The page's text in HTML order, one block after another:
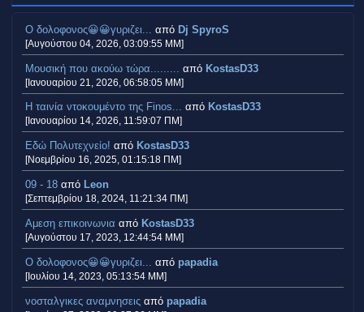
Ο δολοφονος😀😀γυριζει... από Dj SpyroS
[Αυγούστου 04, 2026, 03:09:55 ΜΜ]
Μουσική που ακούω τώρα......... από KostasD33
[Ιανουαρίου 21, 2026, 06:58:05 ΜΜ]
H ταινία ντοκουμέντο της Finos... από KostasD33
[Ιανουαρίου 14, 2026, 11:59:07 ΠΜ]
Εδώ Πολυτεχνείο! από KostasD33
[Νοεμβρίου 16, 2025, 01:15:18 ΠΜ]
09 - 18από Leon
[Σεπτεμβρίου 18, 2024, 11:21:34 ΠΜ]
Αμεση επικοινωνια από KostasD33
[Αυγούστου 17, 2023, 12:44:54 ΜΜ]
Ο δολοφονος😀😀γυριζει... από papadia
[Ιουλίου 14, 2023, 05:13:54 ΜΜ]
νοσταλγικες αναμνησειςαπό papadia